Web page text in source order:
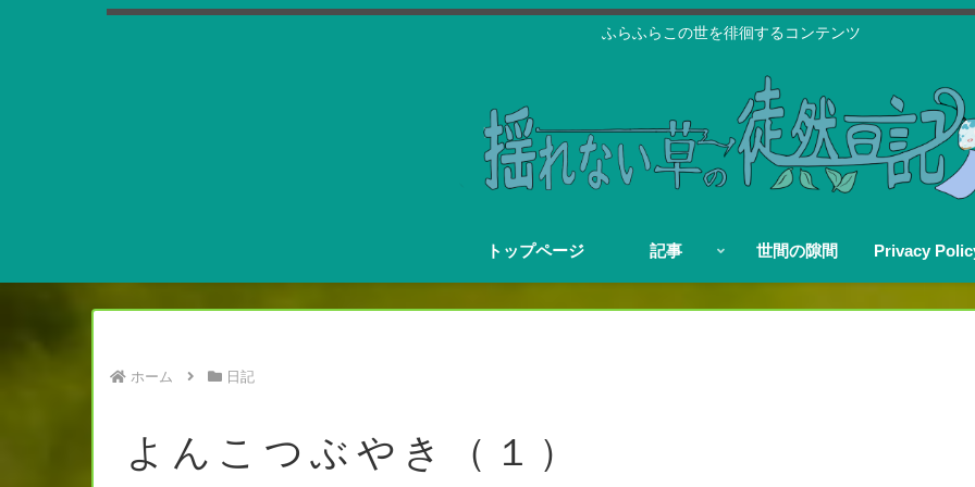
ふらふらこの世を徘徊するコンテンツ
トップページ 記事 世間の隙間 Privacy
ホーム 日記
よんこつぶやき（１）